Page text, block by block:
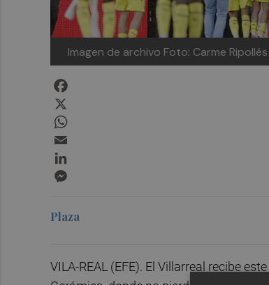
Imagen de archivo Foto: Carme Ripollés
Plaza
VILA-REAL (EFE). El Villarreal recibe